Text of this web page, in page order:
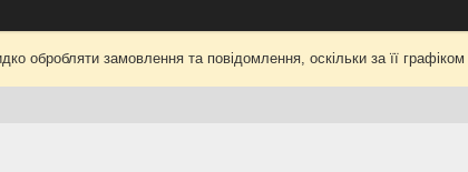
обробляти замовлення та повідомлення, оскільки за її